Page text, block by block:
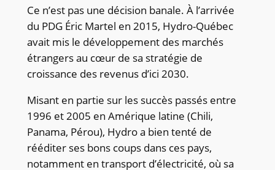
Ce n’est pas une décision banale. À l’arrivée
du PDG Éric Martel en 2015, Hydro-Québec
avait mis le développement des marchés
étrangers au cœur de sa stratégie de
croissance des revenus d’ici 2030.
Misant en partie sur les succès passés entre
1996 et 2005 en Amérique latine (Chili,
Panama, Pérou), Hydro a bien tenté de
rééditer ses bons coups dans ces pays,
notamment en transport d’électricité, où sa